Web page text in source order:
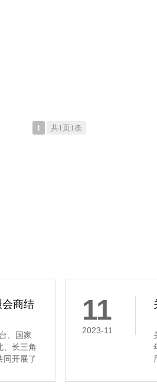
1 共1页1条
商结
、国家
、长三角
同开展了
染为主。
11
2023-11